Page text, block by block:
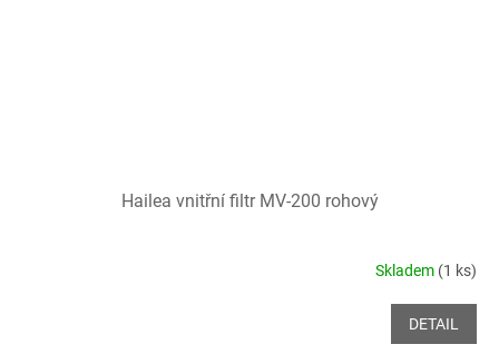
Hailea vnitřní filtr MV-200 rohový
Skladem (1 ks)
DETAIL